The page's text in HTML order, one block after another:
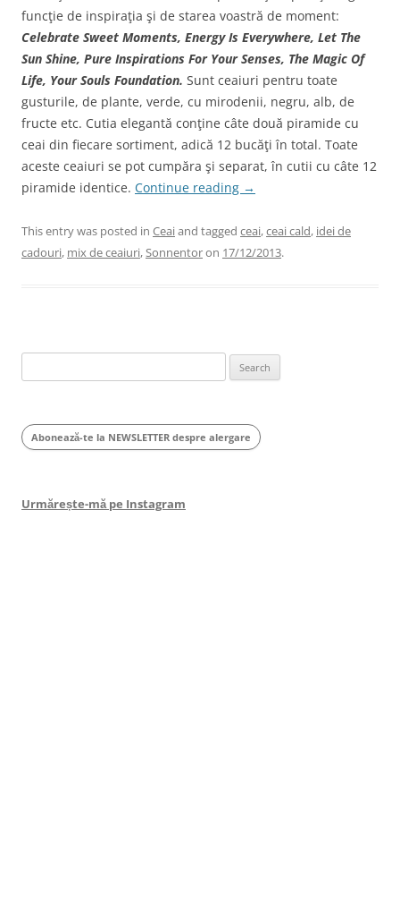
funcţie de inspiraţia şi de starea voastră de moment:
Celebrate Sweet Moments, Energy Is Everywhere, Let The
Sun Shine, Pure Inspirations For Your Senses, The Magic Of
Life, Your Souls Foundation. Sunt ceaiuri pentru toate
gusturile, de plante, verde, cu mirodenii, negru, alb, de
fructe etc. Cutia elegantă conţine câte două piramide cu
ceai din fiecare sortiment, adică 12 bucăţi în total. Toate
aceste ceaiuri se pot cumpăra şi separat, în cutii cu câte 12
piramide identice. Continue reading →
This entry was posted in Ceaiand tagged ceai,ceai cald, idei de
cadouri, mix de ceaiuri,Sonnentoron 17/12/2013.
for:
Abonează-te la NEWSLETTER despre alergare
Urmărește-mă pe Instagram